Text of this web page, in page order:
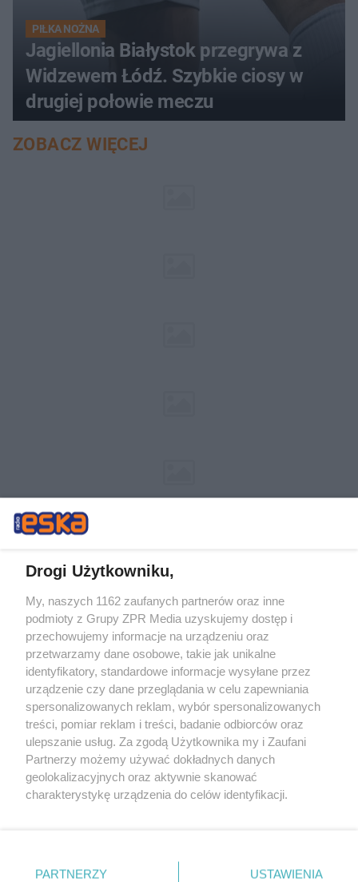
PIŁKA NOŻNA
Jagiellonia Białystok przegrywa z
Widzewem Łódź. Szybkie ciosy w
drugiej połowie meczu
ZOBACZ WIĘCEJ
Żaden utwór zamieszczony w serwisie nie może być powielany i
rozpowszechniany lub dalej rozpowszechniany w jakikolwiek sposób (w
tym także elektroniczny lub mechaniczny) na jakimkolwiek polu
eksploatacji w jakiejkolwiek formie, włącznie z umieszczaniem w
Internecie bez pisemnej zgody właściciela praw. Jakiekolwiek użycie lub
wykorzystanie utworów w całości lub w części z naruszeniem prawa,
tzn. bez właściwej zgody, jest zabronione pod groźbą kary i może być
ścigane prawnie.
Drogi Użytkowniku,
My, naszych 1162 zaufanych partnerów oraz inne
podmioty z Grupy ZPR Media uzyskujemy dostęp i
przechowujemy informacje na urządzeniu oraz
przetwarzamy dane osobowe, takie jak unikalne
identyfikatory, standardowe informacje wysyłane przez
urządzenie czy dane przeglądania w celu zapewniania
spersonalizowanych reklam, wybór spersonalizowanych
treści, pomiar reklam i treści, badanie odbiorców oraz
ulepszanie usług. Za zgodą Użytkownika my i Zaufani
Partnerzy możemy używać dokładnych danych
geolokalizacyjnych oraz aktywnie skanować
charakterystykę urządzenia do celów identyfikacji.
zmienić/wycofać klikając przycisk ustawień prywatności
PARTNERZY USTAWIENIA